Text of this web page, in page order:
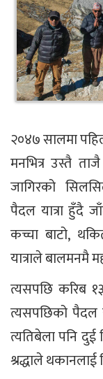
२०४७ सालमा
मनभित्र उस्तै
जागिरको
पैदल यात्रा हुँदै
कच्चा बाटो,
यात्राले बालमनमै
त्यसपछि करिब
त्यसपछिको पैदल
त्यतिबेला पनि दुई
श्रद्धाले थकानलाई